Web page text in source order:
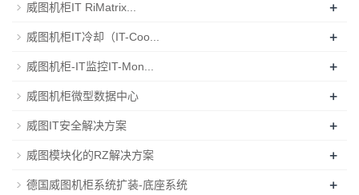
威图机柜IT RiMatrix... +
威图机柜IT冷却（IT-Coo... +
威图机柜-IT监控IT-Mon... +
威图机柜微型数据中心 +
威图IT安全解决方案 +
威图模块化的RZ解决方案 +
德国威图机柜系统扩装-底座系统 +